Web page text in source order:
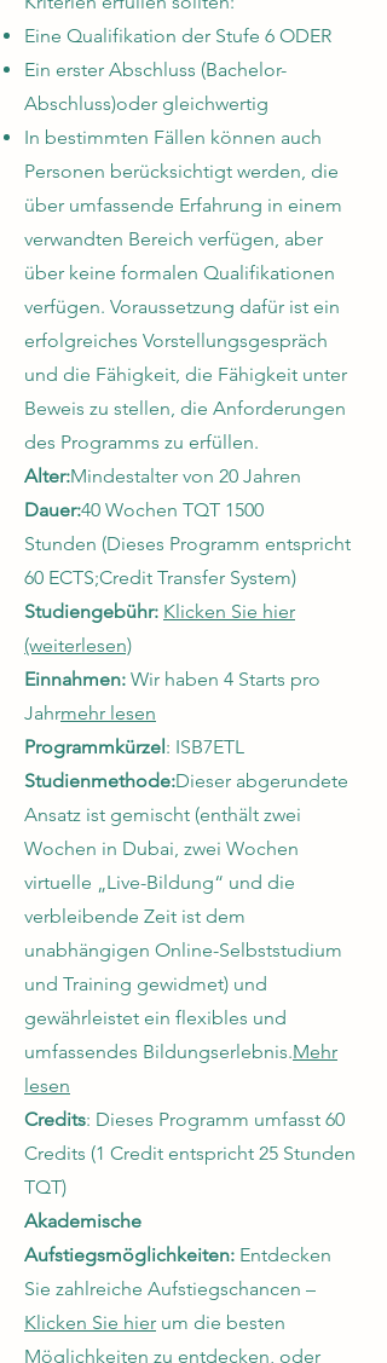
Eine Qualifikation der Stufe 6 ODER
Ein erster Abschluss (Bachelor-
Abschluss)oder gleichwertig
In bestimmten Fällen können auch
Personen berücksichtigt werden, die
über umfassende Erfahrung in einem
verwandten Bereich verfügen, aber
über keine formalen Qualifikationen
verfügen. Voraussetzung dafür ist ein
erfolgreiches Vorstellungsgespräch
und die Fähigkeit, die Fähigkeit unter
Beweis zu stellen, die Anforderungen
des Programms zu erfüllen.
Alter:Mindestalter von 20 Jahren
Dauer:40 Wochen TQT 1500
Stunden (Dieses Programm entspricht
60 ECTS;Credit Transfer System)
Studiengebühr: Klicken Sie hier
(weiterlesen)
Einnahmen: Wir haben 4 Starts pro
Jahrmehr lesen
Programmkürzel: ISB7ETL
Studienmethode:Dieser abgerundete
Ansatz ist gemischt (enthält zwei
Wochen in Dubai, zwei Wochen
virtuelle „Live-Bildung“ und die
verbleibende Zeit ist dem
unabhängigen Online-Selbststudium
und Training gewidmet) und
gewährleistet ein flexibles und
umfassendes Bildungserlebnis.Mehr
lesen
Credits: Dieses Programm umfasst 60
Credits (1 Credit entspricht 25 Stunden
TQT)
Akademische
Aufstiegsmöglichkeiten: Entdecken
Sie zahlreiche Aufstiegschancen –
Klicken Sie hier um die besten
Möglichkeiten zu entdecken, oder